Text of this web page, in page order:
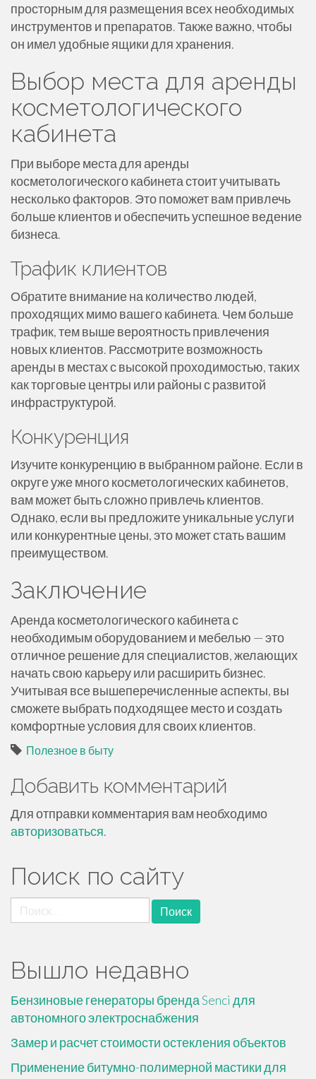
просторным для размещения всех необходимых
инструментов и препаратов. Также важно, чтобы
он имел удобные ящики для хранения.
Выбор места для аренды
косметологического
кабинета
При выборе места для аренды
косметологического кабинета стоит учитывать
несколько факторов. Это поможет вам привлечь
больше клиентов и обеспечить успешное ведение
бизнеса.
Трафик клиентов
Обратите внимание на количество людей,
проходящих мимо вашего кабинета. Чем больше
трафик, тем выше вероятность привлечения
новых клиентов. Рассмотрите возможность
аренды в местах с высокой проходимостью, таких
как торговые центры или районы с развитой
инфраструктурой.
Конкуренция
Изучите конкуренцию в выбранном районе. Если в
округе уже много косметологических кабинетов,
вам может быть сложно привлечь клиентов.
Однако, если вы предложите уникальные услуги
или конкурентные цены, это может стать вашим
преимуществом.
Заключение
Аренда косметологического кабинета с
необходимым оборудованием и мебелью — это
отличное решение для специалистов, желающих
начать свою карьеру или расширить бизнес.
Учитывая все вышеперечисленные аспекты, вы
сможете выбрать подходящее место и создать
комфортные условия для своих клиентов.
Полезное в быту
Добавить комментарий
Для отправки комментария вам необходимо
авторизоваться.
Поиск по сайту
Найти:
Вышло недавно
Бензиновые генераторы бренда Senci для
автономного электроснабжения
Замер и расчет стоимости остекления объектов
Применение битумно-полимерной мастики для